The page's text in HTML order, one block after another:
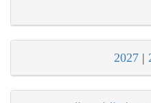
|
2027